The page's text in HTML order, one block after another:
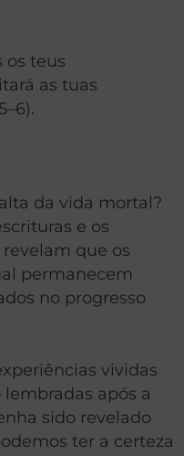
os teus
as tuas
da vida mortal?
e os
que os
permanecem
no progresso
vividas
após a
sido revelado
ter a certeza